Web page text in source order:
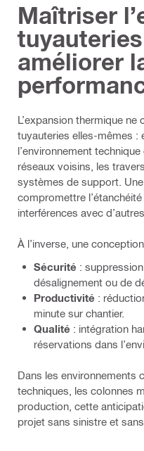
Maîtriser
améliorer
L’expansion thermique
tuyauteries elles-mêmes :
l’environnement
réseaux voisins, les
systèmes de support.
compromettre
interférences avec
À l’inverse, une
Sécurité :
désalignement ou de
Productivité :
minute sur chantier.
Qualité : intégration
réservations dans
Dans les environnements
techniques, les colonnes
production, cette
projet sans sinistre et